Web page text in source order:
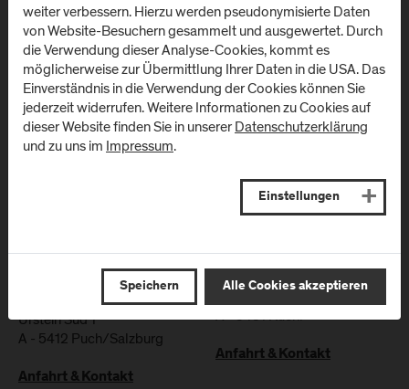
Wissenspark
Urstein Süd 1
A - 5412 Puch/Salzburg
Anfahrt & Kontakt
A-5431Kuchl
Anfahrt & Kontakt
weiter verbessern. Hierzu werden pseudonymisierte Daten
von Website-Besuchern gesammelt und ausgewertet. Durch
die Verwendung dieser Analyse-Cookies, kommt es
möglicherweise zur Übermittlung Ihrer Daten in die USA. Das
Einverständnis in die Verwendung der Cookies können Sie
jederzeit widerrufen. Weitere Informationen zu Cookies auf
dieser Website finden Sie in unsererDatenschutzerklärung
und zu uns im Impressum.
Einstellungen
Speichern Alle Cookies akzeptieren